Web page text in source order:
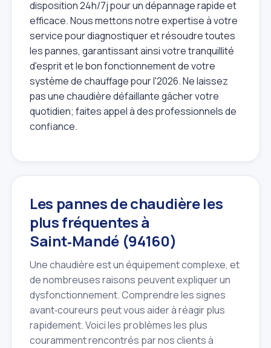
disposition 24h/7j pour un dépannage rapide et
efficace. Nous mettons notre expertise à votre
service pour diagnostiquer et résoudre toutes
les pannes, garantissant ainsi votre tranquillité
d'esprit et le bon fonctionnement de votre
système de chauffage pour l'2026. Ne laissez
pas une chaudière défaillante gâcher votre
quotidien; faites appel à des professionnels de
confiance.
Les pannes de chaudière les
plus fréquentes à
Saint‑Mandé (94160)
Une chaudière est un équipement complexe, et
de nombreuses raisons peuvent expliquer un
dysfonctionnement. Comprendre les signes
avant‑coureurs peut vous aider à réagir plus
rapidement. Voici les problèmes les plus
couramment rencontrés par nos clients à